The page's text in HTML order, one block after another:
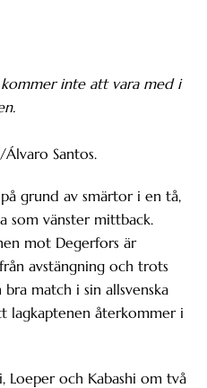
kommer inte att vara med i
Santos.
på grund av smärtor i en tå,
som vänster mittback.
mot Degerfors är
avstängning och trots
match i sin allsvenska
lagkaptenen återkommer i
Loeper och Kabashi om två